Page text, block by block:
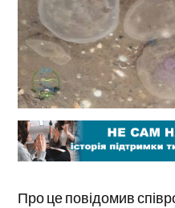
Про це повідомив